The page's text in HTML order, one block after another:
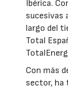
Ibérica.
sucesivas
largo del
Total
Con más
sector, ha